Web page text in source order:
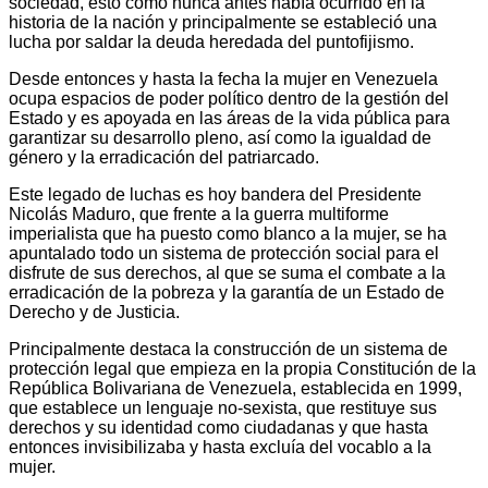
historia de la nación y principalmente se estableció una
lucha por saldar la deuda heredada del puntofijismo.
Desde entonces y hasta la fecha la mujer en Venezuela
ocupa espacios de poder político dentro de la gestión del
Estado y es apoyada en las áreas de la vida pública para
garantizar su desarrollo pleno, así como la igualdad de
género y la erradicación del patriarcado.
Este legado de luchas es hoy bandera del Presidente
Nicolás Maduro, que frente a la guerra multiforme
imperialista que ha puesto como blanco a la mujer, se ha
apuntalado todo un sistema de protección social para el
disfrute de sus derechos, al que se suma el combate a la
erradicación de la pobreza y la garantía de un Estado de
Derecho y de Justicia.
Principalmente destaca la construcción de un sistema de
protección legal que empieza en la propia Constitución de la
República Bolivariana de Venezuela, establecida en 1999,
que establece un lenguaje no-sexista, que restituye sus
derechos y su identidad como ciudadanas y que hasta
entonces invisibilizaba y hasta excluía del vocablo a la
mujer.